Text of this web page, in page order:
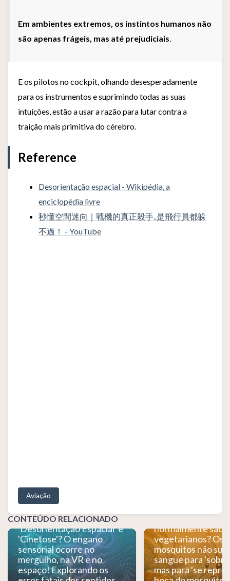
Em ambientes extremos, os instintos humanos não
são apenas frágeis, mas até prejudiciais
E os pilotos no cockpit, olhando desesperadamente
para os instrumentos e suprimindo todas as suas
intuições, estão a usar a razão para lutar contra a
traição mais primitiva do cérebro.
Reference
Desorientação espacial - Wikipédia, a
enciclopédia livre
秒懂空間迷向｜戰機的真正殺手..是飛行員都躲
不過！ - YouTube
Aviação
CONTEÚDO RELACIONADO
Qual a diferença entre
'Desorientação Espacial' e
'Cinetose'? O engano
sensorial ocorre no
mergulho, na VR e no
espaço! Explorando os
sucção de sangue
mosquito? Os
normalmente são
vegetarianos? Os
mosquitos não
sangue para
mas para 'se